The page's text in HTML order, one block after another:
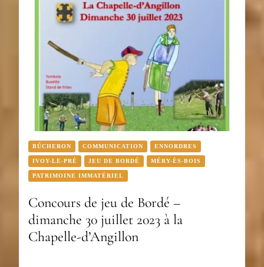
BÛCHERON COMMUNICATION ENNORDRES
IVOY-LE-PRÉ JEU DE BORDÉ MÉRY-ÈS-BOIS
PATRIMOINE IMMATÉRIEL
Concours de jeu de Bordé –
dimanche 30 juillet 2023 à la
Chapelle-d’Angillon